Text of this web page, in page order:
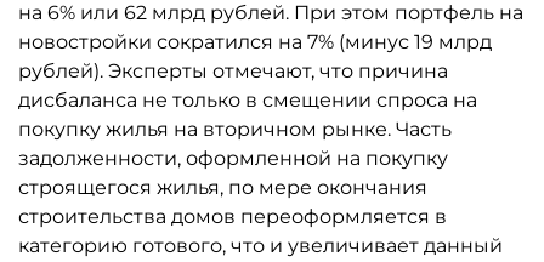
на 6% или 62 млрд рублей. При этом портфель на
новостройки сократился на 7% (минус 19 млрд
рублей). Эксперты отмечают, что причина
дисбаланса не только в смещении спроса на
покупку жилья на вторичном рынке. Часть
задолженности, оформленной на покупку
строящегося жилья, по мере окончания
строительства домов переоформляется в
категорию готового, что и увеличивает данный